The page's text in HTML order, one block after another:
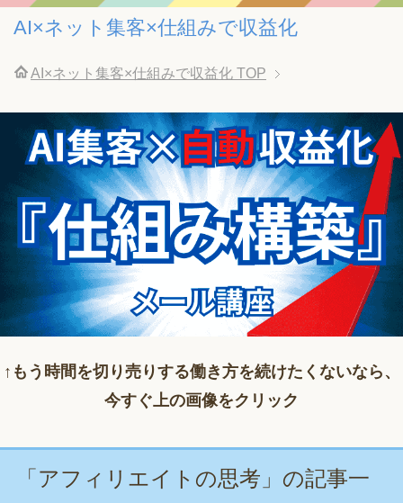
AI×ネット集客×仕組みで収益化
AI×ネット集客×仕組みで収益化 TOP
↑もう時間を切り売りする働き方を続けたくないなら、
今すぐ上の画像をクリック
「アフィリエイトの思考」の記事一